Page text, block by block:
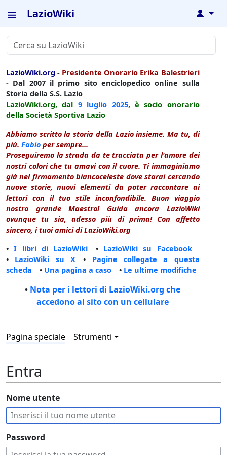
LazioWiki ↓
LazioWiki.org - Presidente Onorario Erika Balestrieri
- Dal 2007 il primo sito enciclopedico online sulla
Storia della S.S. Lazio
LazioWiki.org, dal 9 luglio 2025, è socio onorario
della Società Sportiva Lazio
Abbiamo scritto la storia della Lazio insieme. Ma tu, di
più. Fabio per sempre...
Proseguiremo la strada da te tracciata per l'amore dei
nostri colori che tu amavi con il cuore. Ti immaginiamo
già nel firmamento biancoceleste dove starai cercando
nuove storie, nuovi elementi da poter raccontare ai
lettori con il tuo stile inconfondibile. Buon viaggio
nostro grande Maestro! Guida ancora LazioWiki
ovunque tu sia, adesso più di prima! Con affetto
sincero, i tuoi amici di LazioWiki.org
•I libri di LazioWiki • LazioWiki su Facebook
• LazioWiki su X • Pagine collegate a questa
scheda • Una pagina a caso • Le ultime modifiche
• Nota per i lettori di LazioWiki.org che
accedono al sito con un cellulare
Pagina speciale Strumenti
Entra
Nome utente
Password